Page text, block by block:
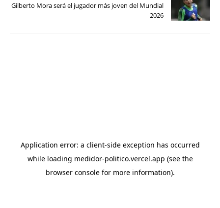
Gilberto Mora será el jugador más joven del Mundial
2026